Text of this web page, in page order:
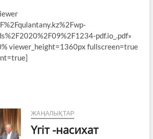
pdf.io_.pdf»
viewer_height=1360px fullscreen=true
ЖАҢАЛЫҚТАР
Үгіт -насихат